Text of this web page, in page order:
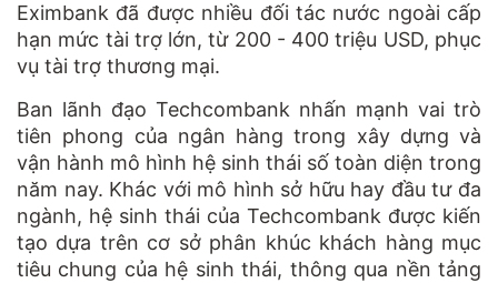
Eximbank đã được nhiều đối tác nước ngoài cấp
hạn mức tài trợ lớn, từ 200 - 400 triệu USD, phục
vụ tài trợ thương mại.
Ban lãnh đạo Techcombank nhấn mạnh vai trò
tiên phong của ngân hàng trong xây dựng và
vận hành mô hình hệ sinh thái số toàn diện trong
năm nay. Khác với mô hình sở hữu hay đầu tư đa
ngành, hệ sinh thái của Techcombank được kiến
tạo dựa trên cơ sở phân khúc khách hàng mục
tiêu chung của hệ sinh thái, thông qua nền tảng